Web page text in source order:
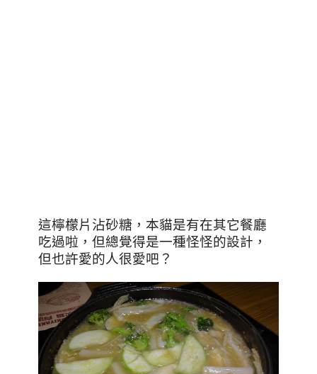
這檸檬片沾砂糖，本貓是有在其它餐廳
吃過啦，但總覺得是一種怪怪的設計，
但也許愛的人很愛吧？